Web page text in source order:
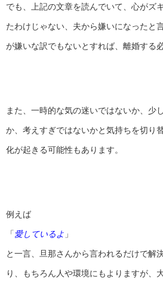
でも、上記の文章を読んでいて、心がズ
たわけじゃない、夫から嫌いになったと
が嫌いな訳でもないとすれば、離婚する
また、一時的な気の迷いではないか、少
か、考えすぎではないかと気持ちを切り
化が起きる可能性もあります。
例えば
「 愛しているよ 」
と一言、旦那さんから言われるだけで解
り、もちろん人や環境にもよりますが、